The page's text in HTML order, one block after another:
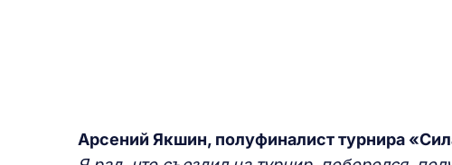
Арсений Якшин, полуфиналист турнира